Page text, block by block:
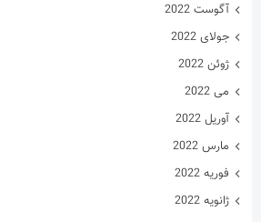
آگوست 2022
جولای 2022
ژوئن 2022
می 2022
آوریل 2022
مارس 2022
فوریه 2022
ژانویه 2022